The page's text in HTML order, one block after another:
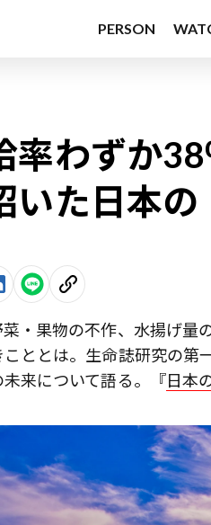
PERSON
率わずか
いた日本
・果物の不作、水揚げ
ととは。生命誌研究の第
未来について語る。『日本